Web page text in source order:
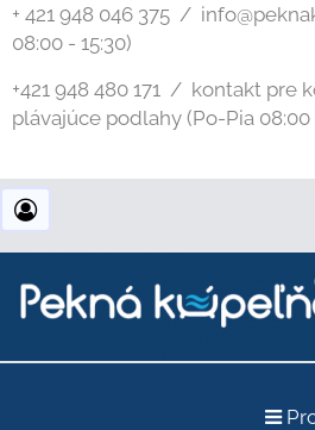
+ 421 948 046 375 /
08:00 - 15:30)
+421 948 480 171 / kontakt pre
plávajúce podlahy (Po-Pia 08:00